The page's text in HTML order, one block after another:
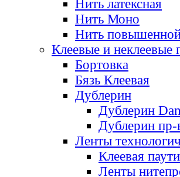
Нить латексная
Нить Моно
Нить
Клеевые и неклеевые
Бортовка
Бязь Клеевая
Дублерин
Дублерин
Дублерин
Ленты
Клеевая
Ленты